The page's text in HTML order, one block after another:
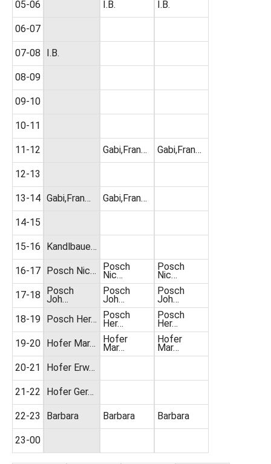
05-06
06-07
07-08
08-09
09-10
10-11
11-12
12-13
13-14
14-15
15-16
16-17
17-18
18-19
19-20
20-21
21-22
22-23
23-00
I.B.
Gabi,Fran…
Kandlbaue…
Posch Nic…
Posch
Joh…
Posch Her…
Hofer Mar…
Hofer Erw…
Hofer Ger…
Barbara
I.B.
Gabi,Fran…
Gabi,Fran…
Posch
Nic…
Posch
Joh…
Posch
Her…
Hofer
Mar…
Barbara
I.B.
Gabi,Fran…
Posch
Nic…
Posch
Joh…
Posch
Her…
Hofer
Mar…
Barbara